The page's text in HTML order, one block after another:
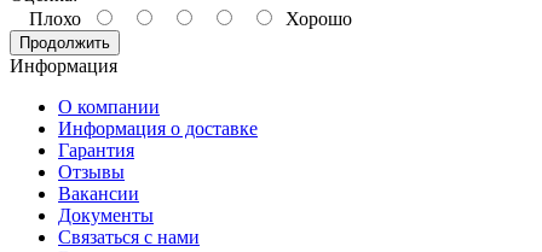
Плохо
Хорошо
Продолжить
Информация
О компании
Информация о доставке
Гарантия
Отзывы
Вакансии
Документы
Связаться с нами